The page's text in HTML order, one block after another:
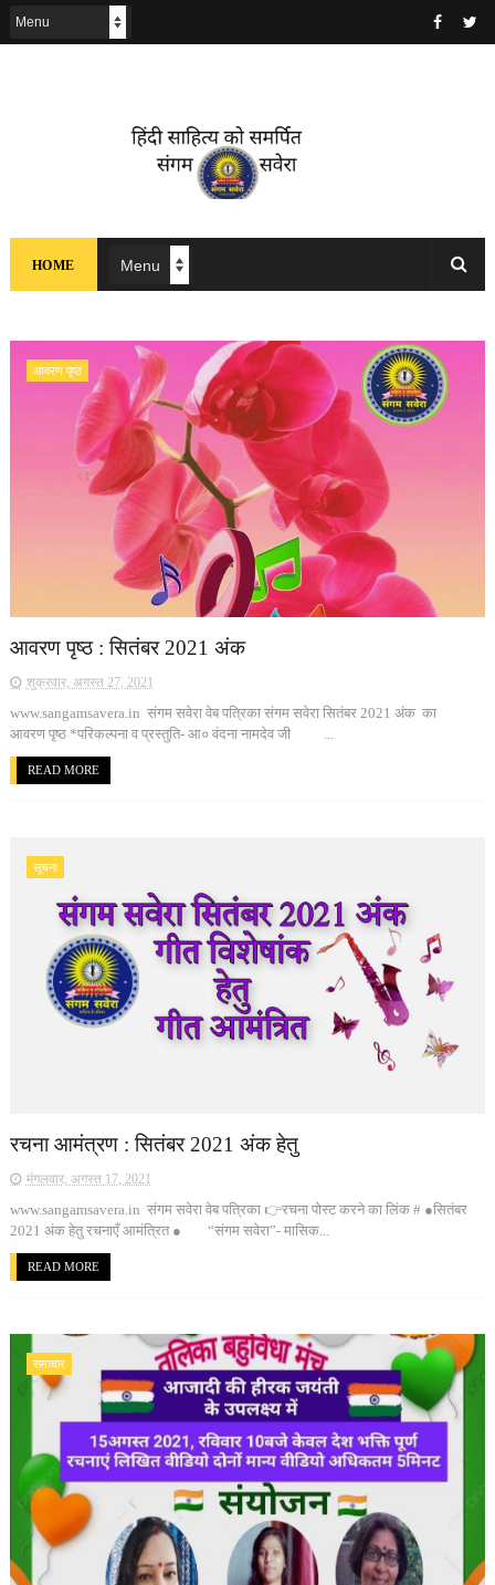
HOME
आवरण पृष्ठ
आवरण पृष्ठ : सितंबर 2021 अंक
शुक्रवार, अगस्त 27, 2021
www.sangamsavera.in संगम सवेरा वेब पत्रिका संगम सवेरा सितंबर 2021 अंक का
आवरण पृष्ठ *परिकल्पना व प्रस्तुति- आ० वंदना नामदेव जी ...
READ MORE
सूचना
रचना आमंत्रण : सितंबर 2021 अंक हेतु
मंगलवार, अगस्त 17, 2021
www.sangamsavera.in संगम सवेरा वेब पत्रिका 👉रचना पोस्ट करने का लिंक # ●सितंबर
2021 अंक हेतु रचनाएँ आमंत्रित ● “संगम सवेरा”- मासिक...
READ MORE
समाचार